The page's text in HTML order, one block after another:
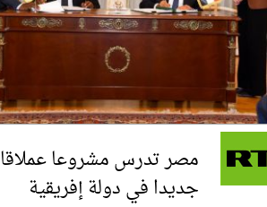
مصر تدرس مشروعا عملاقا
جديدا في دولة إفريقية